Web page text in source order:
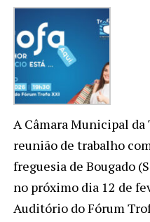
A Câmara Municipal
reunião de trabalho
freguesia de Bougado
no próximo dia 12 de
Auditório do Fórum